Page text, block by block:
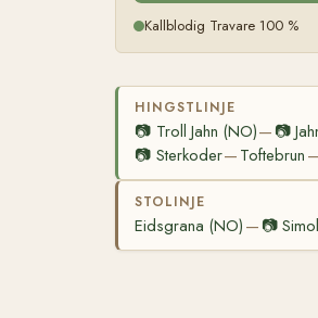
Kallblodig Travare 100 %
HINGSTLINJE
📷 Troll Jahn (NO)— 📷
📷 Sterkoder— Toftebrun
STOLINJE
Eidsgrana (NO) — 📷